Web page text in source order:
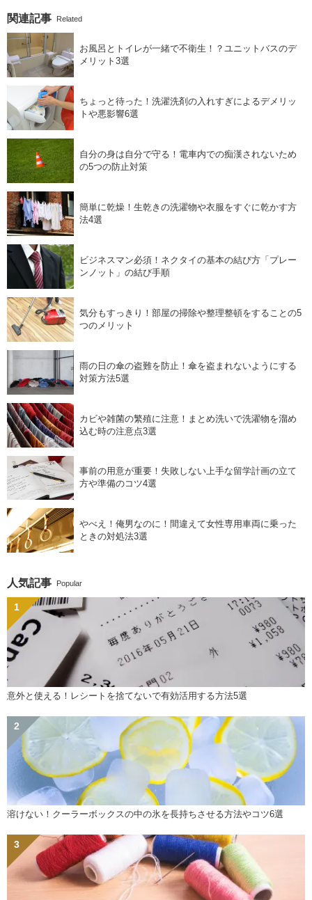
関連記事 Related
お風呂とトイレが一緒で不衛生！？ユニットバスのデ
メリット3選
ちょっと待った！洗濯洗剤の入れすぎによるデメリッ
トや悪影響6選
自分の身は自分で守る！電車内での痴漢されないため
の5つの防止対策
簡単に乾燥！生乾きの洗濯物や衣服をすぐに乾かす方
法4選
ビジネスマン必須！ネクタイの基本の結び方「プレー
ンノット」の結び手順
気分もすっきり！部屋の掃除や整理整頓をすることの5
つのメリット
雨の日の傘の盗難を防止！傘を盗まれないようにする
対策方法5選
カビや雑菌の繁殖に注意！まとめ洗いで洗濯物を溜め
込む時の注意点3選
事前の用意が重要！失敗しない上手な留学計画の立て
方や準備のコツ4選
やべえ！俺男なのに！間違えて女性専用車両に乗った
ときの対処法3選
人気記事 Popular
意外と使える！レシートを捨てないで有効活用する方法5選
溶けない！クーラーボックスの中の氷を長持ちさせる方法やコツ6選